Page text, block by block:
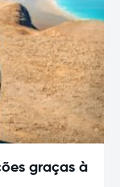
graças à